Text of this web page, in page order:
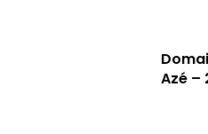
Azé –